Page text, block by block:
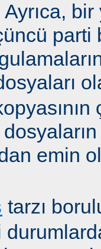
Ayrıca,
parti
emin
tarzı